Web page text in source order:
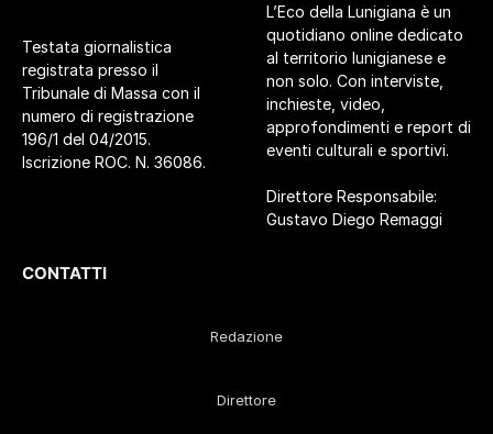
Testata giornalistica
registrata presso il
Tribunale di Massa con il
numero di registrazione
196/1 del 04/2015.
Iscrizione ROC. N. 36086.
L’Eco della Lunigiana è un
quotidiano online dedicato
al territorio lunigianese e
non solo. Con interviste,
inchieste, video,
approfondimenti e report di
eventi culturali e sportivi.
Direttore Responsabile:
Gustavo Diego Remaggi
CONTATTI
Redazione
Direttore